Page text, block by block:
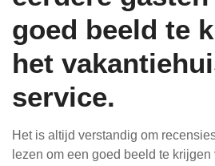
goed beeld te
het
service.
Het is altijd verstandig om
lezen om een goed beeld te